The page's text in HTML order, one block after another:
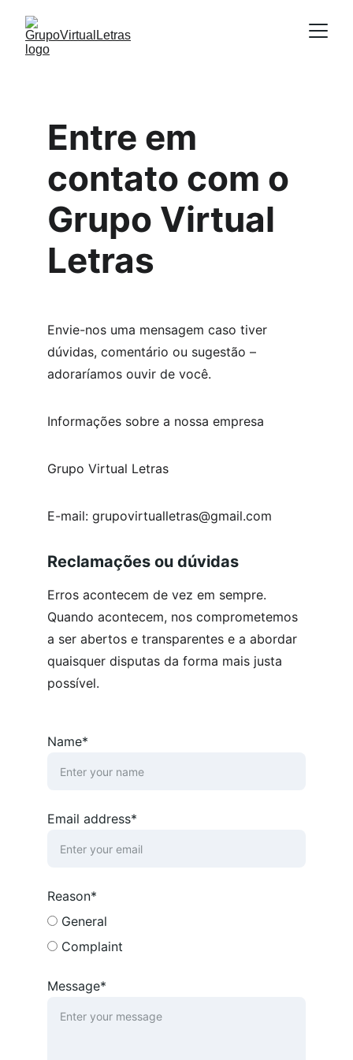
Entre em
contato com o
Grupo Virtual
Letras
Envie-nos uma mensagem caso tiver
dúvidas, comentário ou sugestão –
adoraríamos ouvir de você.
Informações sobre a nossa empresa
Grupo Virtual Letras
E-mail: grupovirtualletras@gmail.com
Reclamações ou dúvidas
Erros acontecem de vez em sempre.
Quando acontecem, nos comprometemos
a ser abertos e transparentes e a abordar
quaisquer disputas da forma mais justa
possível.
Name*
Email address*
Reason*
General
Complaint
Message*